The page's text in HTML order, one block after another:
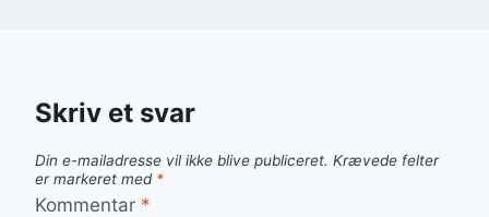
Skriv et svar
Din e-mailadresse vil ikke blive publiceret. Krævede felter
er markeret med *
Kommentar *